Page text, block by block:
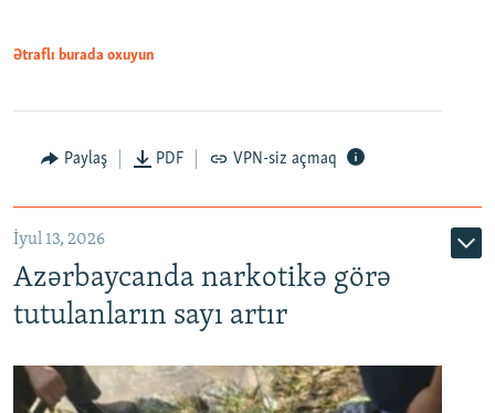
Ətraflı burada oxuyun
Paylaş PDF VPN-siz açmaq
İyul 13, 2026
Azərbaycanda narkotikə görə
tutulanların sayı artır